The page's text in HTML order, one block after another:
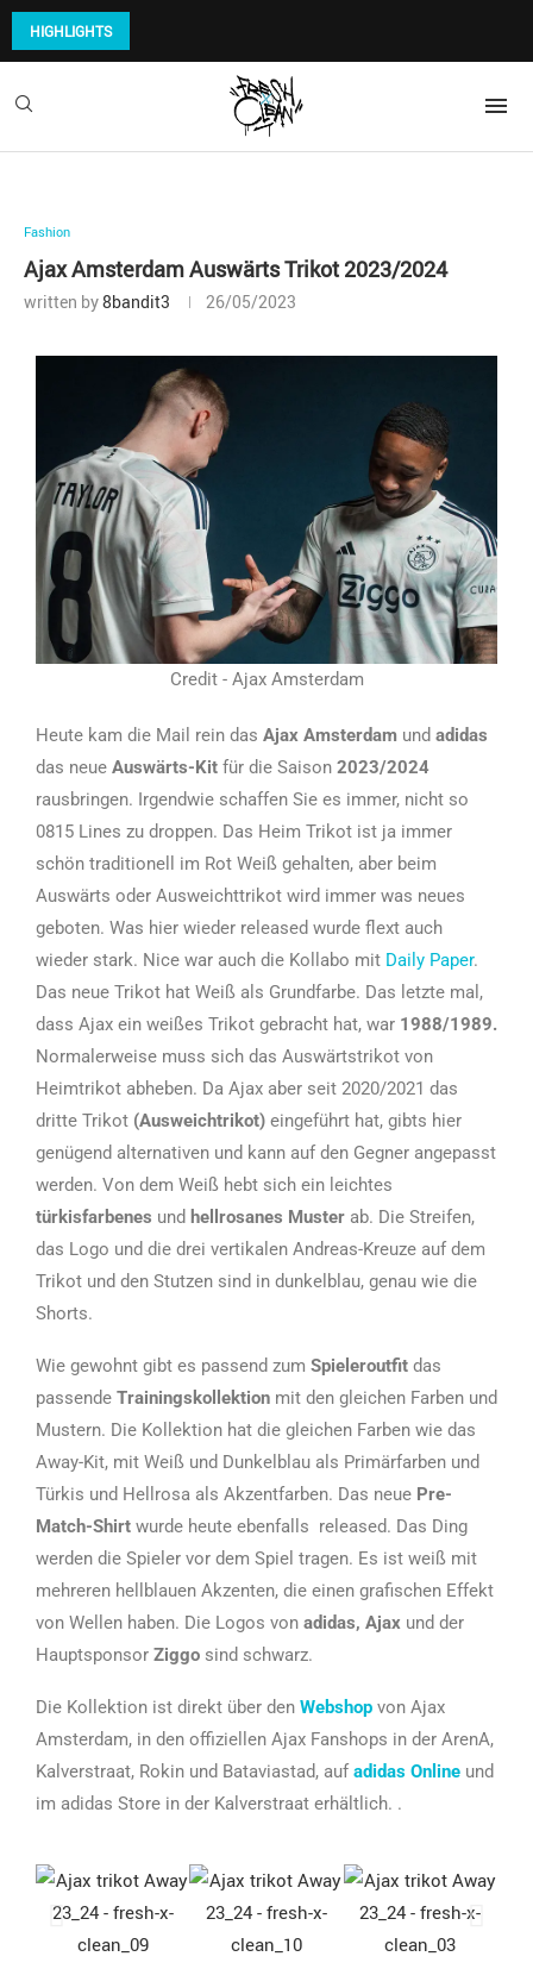
HIGHLIGHTS
Fashion
Ajax Amsterdam Auswärts Trikot 2023/2024
written by8bandit3 26/05/2023
Credit - Ajax Amsterdam
Heute kam die Mail rein das Ajax Amsterdam und adidas
das neue Auswärts-Kit für die Saison 2023/2024
rausbringen. Irgendwie schaffen Sie es immer, nicht so
0815 Lines zu droppen. Das Heim Trikot ist ja immer
schön traditionell im Rot Weiß gehalten, aber beim
Auswärts oder Ausweichttrikot wird immer was neues
geboten. Was hier wieder released wurde flext auch
wieder stark. Nice war auch die Kollabo mit Daily Paper.
Das neue Trikot hat Weiß als Grundfarbe. Das letzte mal,
dass Ajax ein weißes Trikot gebracht hat, war 1988/1989.
Normalerweise muss sich das Auswärtstrikot von
Heimtrikot abheben. Da Ajax aber seit 2020/2021 das
dritte Trikot (Ausweichtrikot) eingeführt hat, gibts hier
genügend alternativen und kann auf den Gegner angepasst
werden. Von dem Weiß hebt sich ein leichtes
türkisfarbenes und hellrosanes Muster ab. Die Streifen,
das Logo und die drei vertikalen Andreas-Kreuze auf dem
Trikot und den Stutzen sind in dunkelblau, genau wie die
Shorts.
Wie gewohnt gibt es passend zum Spieleroutfit das
passende Trainingskollektion mit den gleichen Farben und
Mustern. Die Kollektion hat die gleichen Farben wie das
Away-Kit, mit Weiß und Dunkelblau als Primärfarben und
Türkis und Hellrosa als Akzentfarben. Das neue Pre-
Match-Shirt wurde heute ebenfalls released. Das Ding
werden die Spieler vor dem Spiel tragen. Es ist weiß mit
mehreren hellblauen Akzenten, die einen grafischen Effekt
von Wellen haben. Die Logos von adidas, Ajax und der
Hauptsponsor Ziggo sind schwarz.
Die Kollektion ist direkt über den Webshop von Ajax
Amsterdam, in den offiziellen Ajax Fanshops in der ArenA,
Kalverstraat, Rokin und Bataviastad, aufadidas Online und
im adidas Store in der Kalverstraat erhältlich. .